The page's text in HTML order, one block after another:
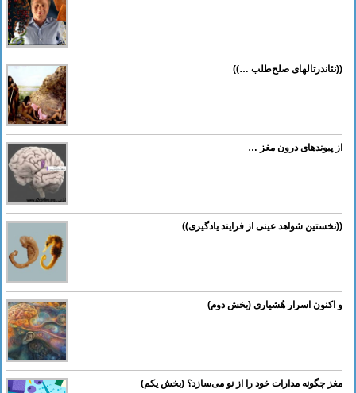
((نئاندرتالهای صلح‌طلب …))
از پیوندهای درون مغز …
((نخستین شواهد عینی از فرایند یادگیری))
و اکنون اسرار هُشیاری (بخش دوم)
مغز چگونه مدارات خود را از نو می‌سازد؟ (بخش یکم)